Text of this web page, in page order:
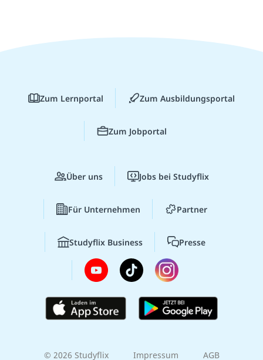
Zum Lernportal Zum Ausbildungsportal
Zum Jobportal
Über uns Jobs bei Studyflix
Für Unternehmen Partner
Studyflix Business Presse
© 2026 Studyflix Impressum AGB